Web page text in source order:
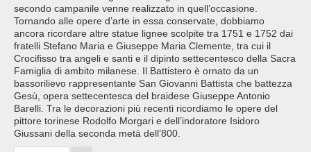
secondo campanile venne realizzato in quell’occasione.
Tornando alle opere d’arte in essa conservate, dobbiamo
ancora ricordare altre statue lignee scolpite tra 1751 e 1752 dai
fratelli Stefano Maria e Giuseppe Maria Clemente, tra cui il
Crocifisso tra angeli e santi e il dipinto settecentesco della Sacra
Famiglia di ambito milanese. Il Battistero è ornato da un
bassorilievo rappresentante San Giovanni Battista che battezza
Gesù, opera settecentesca del braidese Giuseppe Antonio
Barelli. Tra le decorazioni più recenti ricordiamo le opere del
pittore torinese Rodolfo Morgari e dell’indoratore Isidoro
Giussani della seconda metà dell’800.